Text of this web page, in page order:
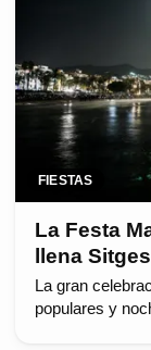
FIESTAS
La Festa
llena
La gran
populares y